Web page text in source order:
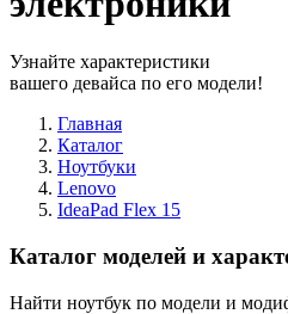
Узнайте характеристики
вашего девайса по его модели!
Главная
Каталог
Ноутбуки
Lenovo
IdeaPad Flex 15
Каталог моделей и
Найти ноутбук по модели и